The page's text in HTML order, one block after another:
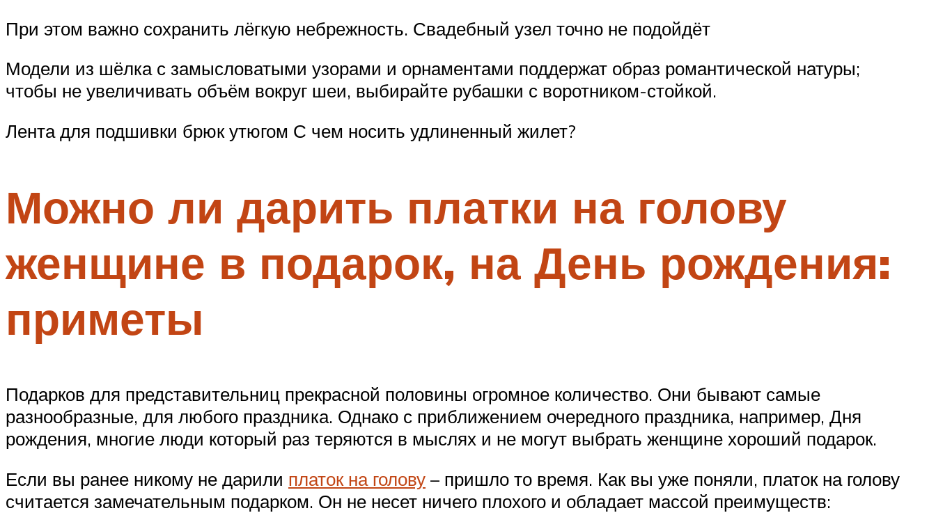
При этом важно сохранить лёгкую небрежность. Свадебный узел точно не подойдёт
Модели из шёлка с замысловатыми узорами и орнаментами поддержат образ романтической натуры;
чтобы не увеличивать объём вокруг шеи, выбирайте рубашки с воротником-стойкой.
Лента для подшивки брюк утюгом С чем носить удлиненный жилет?
Можно ли дарить платки на голову
женщине в подарок, на День рождения:
приметы
Подарков для представительниц прекрасной половины огромное количество. Они бывают самые
разнообразные, для любого праздника. Однако с приближением очередного праздника, например, Дня
рождения, многие люди который раз теряются в мыслях и не могут выбрать женщине хороший подарок.
Если вы ранее никому не дарили платок на голову – пришло то время. Как вы уже поняли, платок на голову
считается замечательным подарком. Он не несет ничего плохого и обладает массой преимуществ: